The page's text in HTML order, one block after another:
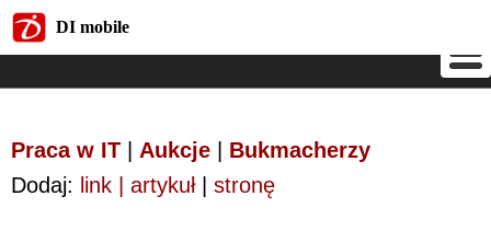
DI mobile
Praca w IT Aukcje
Bukmacherzy
Dodaj: link | artykuł| stronę
DI mobile